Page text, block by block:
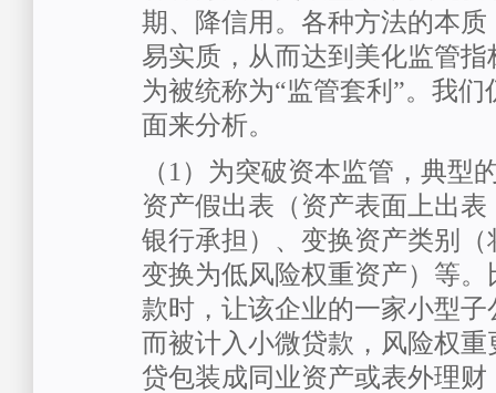
期、降信用。各种方法的本
易实质，从而达到美化监管
为被统称为“监管套利”。我
面来分析。
（1）为突破资本监管，典型
资产假出表（资产表面上出
银行承担）、变换资产类别
变换为低风险权重资产）等
款时，让该企业的一家小型
而被计入小微贷款，风险权
贷包装成同业资产或表外理